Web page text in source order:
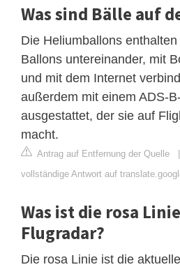
Was sind Bälle auf
Die Heliumballons
Ballons untereinander, mit
und mit dem Internet
außerdem mit einem ADS-
ausgestattet, der sie auf
macht.
Antrag auf Entfernung der Quelle
vollständige Antwort auf
Was ist die rosa
Flugradar?
Die rosa Linie ist die